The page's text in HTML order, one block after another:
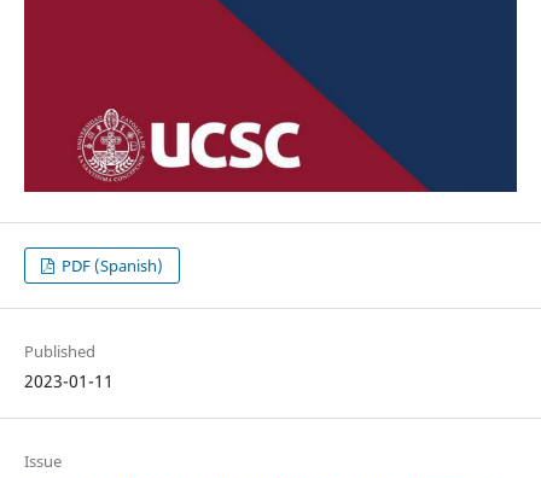
PDF (Spanish)
Published
2023-01-11
Issue